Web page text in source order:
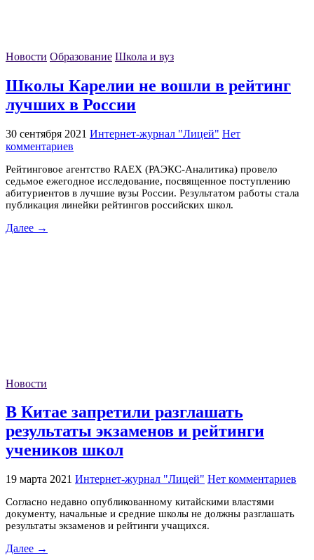
Новости Образование Школа и вуз
Школы Карелии не вошли в рейтинг
лучших в России
30 сентября 2021 Интернет-журнал "Лицей" Нет
комментариев
Рейтинговое агентство RAEX (РАЭКС-Аналитика) провело
седьмое ежегодное исследование, посвященное поступлению
абитуриентов в лучшие вузы России. Результатом работы стала
публикация линейки рейтингов российских школ.
Далее →
Новости
В Китае запретили разглашать
результаты экзаменов и рейтинги
учеников школ
19 марта 2021 Интернет-журнал "Лицей" Нет комментариев
Согласно недавно опубликованному китайскими властями
документу, начальные и средние школы не должны разглашать
результаты экзаменов и рейтинги учащихся.
Далее →